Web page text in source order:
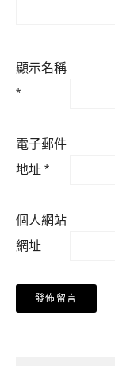
顯示名稱
*
電子郵件
地址 *
個人網站
網址